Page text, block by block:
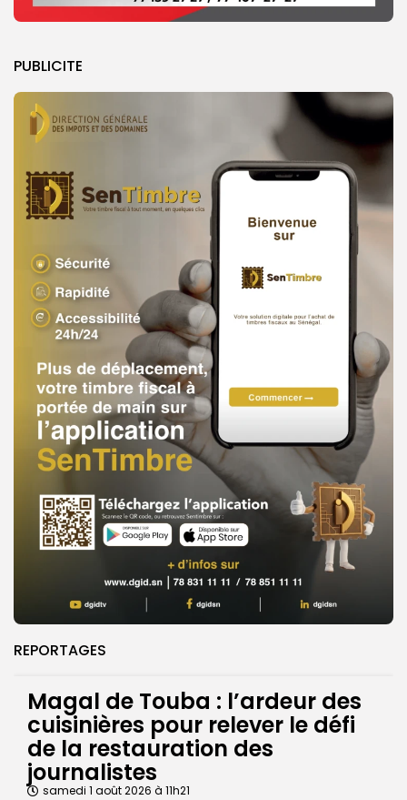
PUBLICITE
REPORTAGES
Magal de Touba : l’ardeur des
cuisinières pour relever le défi
de la restauration des
journalistes
samedi 1 août 2026 à 11h21